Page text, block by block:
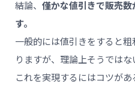
結論、 僅かな値引きで販売
す。
一般的には値引きをすると
りますが、理論上そうではな
これを実現するにはコツが